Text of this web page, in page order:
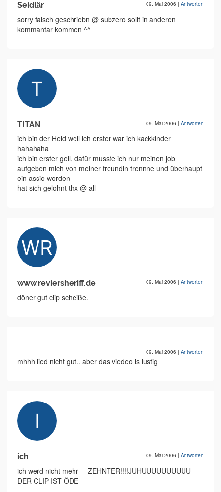
Seidlär 09. Mai 2006 | Antworten
sorry falsch geschriebn @ subzero sollt in anderen
kommantar kommen ^^
TITAN 09. Mai 2006 | Antworten
ich bin der Held weil ich erster war ich kackkinder
hahahaha
ich bin erster geil, dafür musste ich nur meinen job
aufgeben mich von meiner freundin trennne und überhaupt
ein assie werden
hat sich gelohnt thx @ all
www.reviersheriff.de 09. Mai 2006 | Antworten
döner gut clip scheiße.
09. Mai 2006 | Antworten
mhhh lied nicht gut.. aber das viedeo is lustig
ich 09. Mai 2006 | Antworten
ich werd nicht mehr----ZEHNTER!!!!JUHUUUUUUUUUU
DER CLIP IST ÖDE